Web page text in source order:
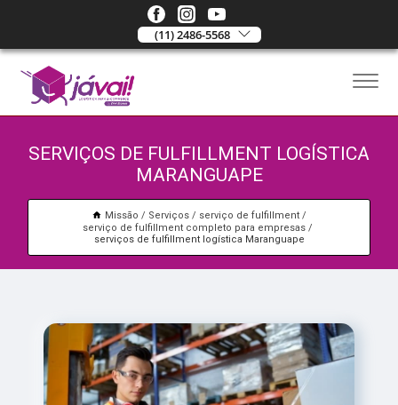
(11) 2486-5568
SERVIÇOS DE FULFILLMENT LOGÍSTICA
MARANGUAPE
Missão Serviços
serviço de fulfillment
serviço de fulfillment completo para empresas
serviços de fulfillment logística Maranguape